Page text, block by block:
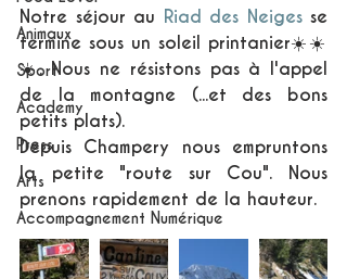
Animaux
Sport
Academy
Press
Arts
Accompagnement Numérique
Notre séjour au Riad des Neiges se
termine sous un soleil printanier☀️☀️
☀️. Nous ne résistons pas à l'appel
de la montagne (...et des bons
petits plats).
Depuis Champery nous empruntons
la petite "route sur Cou". Nous
prenons rapidement de la hauteur.